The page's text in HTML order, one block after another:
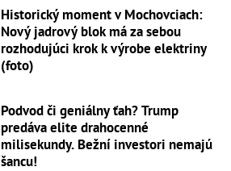
Historický moment v Mochovciach:
Nový jadrový blok má za sebou
rozhodujúci krok k výrobe elektriny
(foto)
Podvod či geniálny ťah? Trump
predáva elite drahocenné
milisekundy. Bežní investori nemajú
šancu!